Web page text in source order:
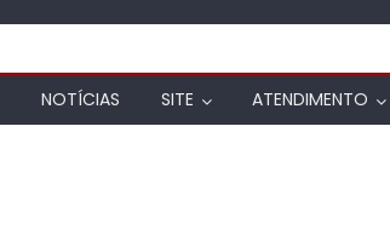
NOTÍCIAS SITE ATENDIMENTO